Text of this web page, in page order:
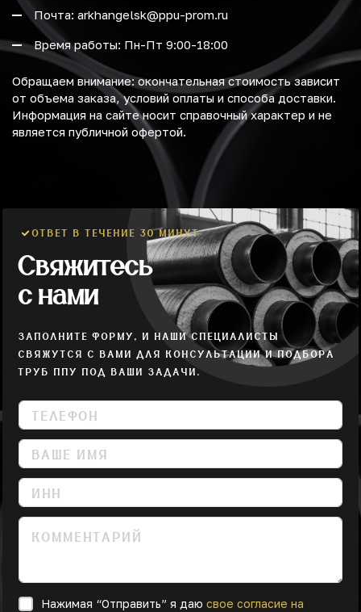
Почта: arkhangelsk@ppu-prom.ru
Время работы: Пн-Пт 9:00-18:00
Обращаем внимание: окончательная стоимость зависит
от объема заказа, условий оплаты и способа доставки.
Информация на сайте носит справочный характер и не
является публичной офертой.
ОТВЕТ В ТЕЧЕНИЕ 30 МИНУТ
Свяжитесь
с нами
ЗАПОЛНИТЕ ФОРМУ, И НАШИ СПЕЦИАЛИСТЫ
СВЯЖУТСЯ С ВАМИ ДЛЯ КОНСУЛЬТАЦИИ И ПОДБОРА
ТРУБ ППУ ПОД ВАШИ ЗАДАЧИ.
Нажимая “Отправить” я даю свое согласие на